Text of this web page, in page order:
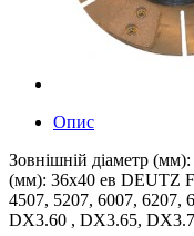
Опис
Зовнішній діаметр (мм):
(мм): 36x40 ев DEUTZ
4507, 5207, 6007,
DX3.60 , DX3.65,